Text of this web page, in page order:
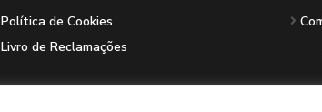
Política de Cookies
Livro de Reclamações